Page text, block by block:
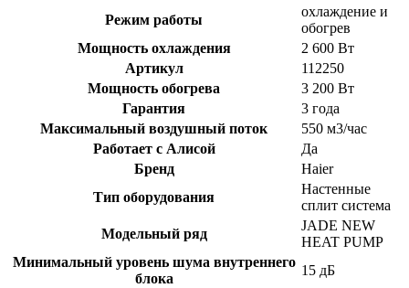
Режим работы
охлаждение и
обогрев
Мощность охлаждения
2 600 Вт
Артикул
112250
Мощность обогрева
3 200 Вт
Гарантия
3 года
Максимальный воздушный поток
550 м3/час
Работает с Алисой
Да
Бренд
Haier
Тип оборудования
Настенные
сплит система
Модельный ряд
JADE NEW
HEAT PUMP
Минимальный уровень шума внутреннего
блока
15 дБ